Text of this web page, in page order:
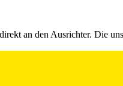
an den Ausrichter. Die